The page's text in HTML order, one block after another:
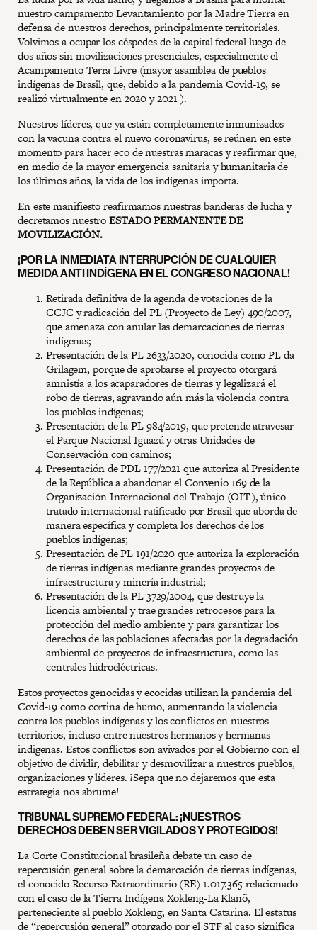
nuestro campamento Levantamiento por la Madre Tierra en
defensa de nuestros derechos, principalmente territoriales.
Volvimos a ocupar los céspedes de la capital federal luego de
dos años sin movilizaciones presenciales, especialmente el
Acampamento Terra Livre (mayor asamblea de pueblos
indígenas de Brasil, que, debido a la pandemia Covid-19, se
realizó virtualmente en 2020 y 2021 ).
Nuestros líderes, que ya están completamente inmunizados
con la vacuna contra el nuevo coronavirus, se reúnen en este
momento para hacer eco de nuestras maracas y reafirmar que,
en medio de la mayor emergencia sanitaria y humanitaria de
los últimos años, la vida de los indígenas importa.
En este manifiesto reafirmamos nuestras banderas de lucha y
decretamos nuestroESTADO PERMANENTE DE
MOVILIZACIÓN.
¡POR LA INMEDIATA INTERRUPCIÓN DE CUALQUIER
MEDIDA ANTI INDÍGENA EN EL CONGRESO NACIONAL!
Retirada definitiva de la agenda de votaciones de la
CCJC y radicación del PL (Proyecto de Ley) 490/2007,
que amenaza con anular las demarcaciones de tierras
indígenas;
Presentación de la PL 2633/2020, conocida como PL da
Grilagem, porque de aprobarse el proyecto otorgará
amnistía a los acaparadores de tierras y legalizará el
robo de tierras, agravando aún más la violencia contra
los pueblos indígenas;
Presentación de la PL 984/2019, que pretende atravesar
el Parque Nacional Iguazú y otras Unidades de
Conservación con caminos;
Presentación de PDL 177/2021 que autoriza al Presidente
de la República a abandonar el Convenio 169 de la
Organización Internacional del Trabajo (OIT), único
tratado internacional ratificado por Brasil que aborda de
manera específica y completa los derechos de los
pueblos indígenas;
Presentación de PL 191/2020 que autoriza la exploración
de tierras indígenas mediante grandes proyectos de
infraestructura y minería industrial;
Presentación de la PL 3729/2004, que destruye la
licencia ambiental y trae grandes retrocesos para la
protección del medio ambiente y para garantizar los
derechos de las poblaciones afectadas por la degradación
ambiental de proyectos de infraestructura, como las
centrales hidroeléctricas.
Estos proyectos genocidas y ecocidas utilizan la pandemia del
Covid-19 como cortina de humo, aumentando la violencia
contra los pueblos indígenas y los conflictos en nuestros
territorios, incluso entre nuestros hermanos y hermanas
indigenas. Estos conflictos son avivados por el Gobierno con el
objetivo de dividir, debilitar y desmovilizar a nuestros pueblos,
organizaciones y líderes. ¡Sepa que no dejaremos que esta
estrategia nos abrume!
TRIBUNAL SUPREMO FEDERAL: ¡NUESTROS
DERECHOS DEBEN SER VIGILADOS Y PROTEGIDOS!
La Corte Constitucional brasileña debate un caso de
repercusión general sobre la demarcación de tierras indígenas,
el conocido Recurso Extraordinario (RE) 1.017.365 relacionado
con el caso de la Tierra Indígena Xokleng-La Klanõ,
perteneciente al pueblo Xokleng, en Santa Catarina. El estatus
de “repercusión general” otorgado por el STF al caso significa